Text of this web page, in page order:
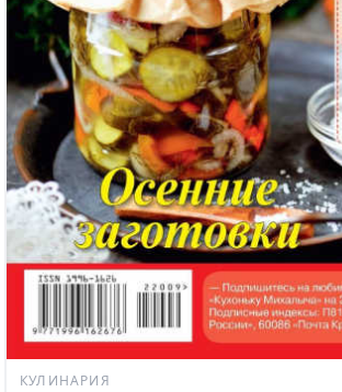
КУЛИНАРИЯ